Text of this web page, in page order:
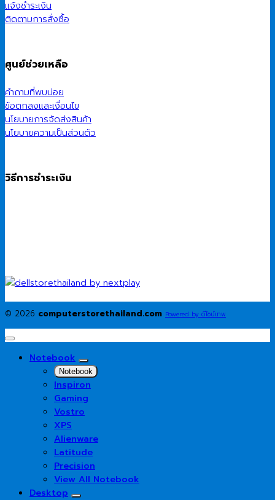
แจ้งชำระเงิน
ติดตามการสั่งซื้อ
ศูนย์ช่วยเหลือ
คำถามที่พบบ่อย
ข้อตกลงและเงื่อนไข
นโยบายการจัดส่งสินค้า
นโยบายความเป็นส่วนตัว
วิธีการชำระเงิน
© 2026 computerstorethailand.com Powered by ดีไซน์เทพ
Notebook
Notebook
Inspiron
Gaming
Vostro
XPS
Alienware
Latitude
Precision
View All Notebook
Desktop